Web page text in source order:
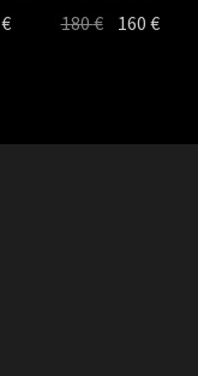
€
180€ Le
180 €.
160€Le
160